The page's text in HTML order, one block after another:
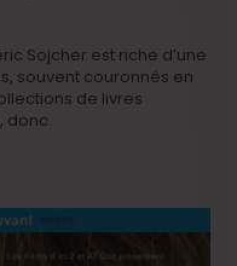
Sojcher est riche d’une
souvent couronnés en
de livres
donc.